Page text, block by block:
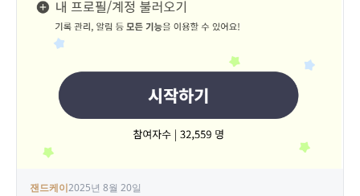
잰드케이2025년 8월 20일